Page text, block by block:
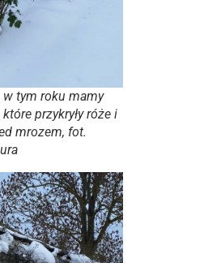
tym roku mamy
przykryły róże i
mrozem, fot.